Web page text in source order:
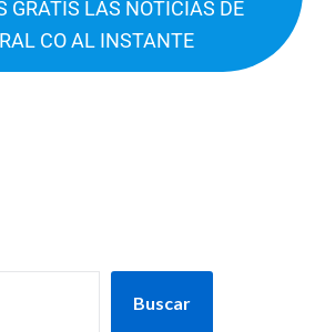
GRATIS LAS NOTICIAS DE
CO AL INSTANTE
Buscar